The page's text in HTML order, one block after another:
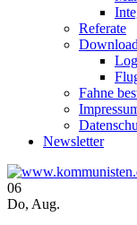
Referate
Fahne
Newsletter
06
Do, Aug.